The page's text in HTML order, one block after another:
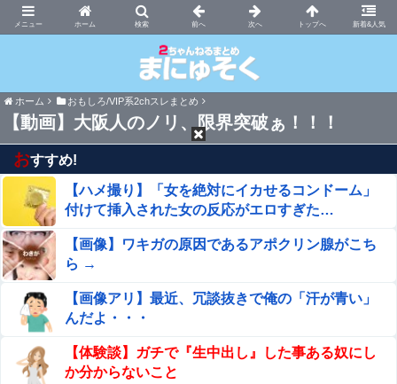
ホーム 新着&人気
まにゅそく 2chまとめニュース速報VIP
ホーム おもしろ/VIP系2chスレまとめ
【動画】大阪人のノリ、限界突破ぁ！！！
おすすめ!
【ハメ撮り】「女を絶対にイカせるコンドーム」
付けて挿入された女の反応がエロすぎた…
【画像】ワキガの原因であるアポクリン腺がこち
ら →
【画像アリ】最近、冗談抜きで俺の「汗が青い」
んだよ・・・
【体験談】ガチで『生中出し』した事ある奴にし
か分からないこと